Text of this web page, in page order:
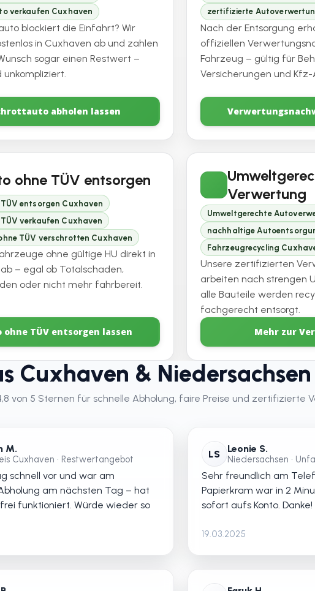
verkaufen Cuxhaven
blockiert die Einfahrt? Wir
in Cuxhaven ab und zahlen
sogar einen Restwert –
unkompliziert.
abholen lassen
zertifizierte
Nach der Entsorgung
offiziellen
Fahrzeug – gültig für
Versicherungen und Kfz-
ohne TÜV entsorgen
entsorgen Cuxhaven
verkaufen Cuxhaven
TÜV verschrotten Cuxhaven
ohne gültige HU direkt in
– egal ob Totalschaden,
oder nicht mehr fahrbereit.
ohne TÜV entsorgen lassen
Verwertung
Umweltgerechte
nachhaltige
Fahrzeugrecycling
Unsere zertifizierten
arbeiten nach strengen
alle Bauteile werden
fachgerecht entsorgt.
Mehr zur
Cuxhaven & Niedersachsen
von 5 Sternen für schnelle Abholung, faire Preise und zertifizierte
M.
Cuxhaven • Restwertangebot
schnell vor und war am
am nächsten Tag – hat
funktioniert. Würde wieder so
LS Leonie S.
Niedersachsen •
Sehr freundlich am
Papierkram war in 2
sofort aufs Konto. Danke!
19.03.2025